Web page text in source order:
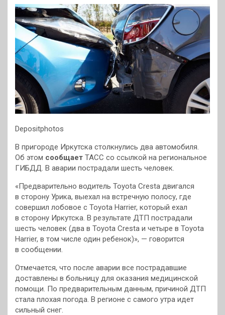
Depositphotos
В пригороде Иркутска столкнулись два автомобиля.
Об этом сообщает ТАСС со ссылкой на региональное
ГИБДД. В аварии пострадали шесть человек.
«Предварительно водитель Toyota Cresta двигался
в сторону Урика, выехал на встречную полосу, где
совершил лобовое с Toyota Harrier, который ехал
в сторону Иркутска. В результате ДТП пострадали
шесть человек (два в Toyota Cresta и четыре в Toyota
Harrier, в том числе один ребенок)», — говорится
в сообщении.
Отмечается, что после аварии все пострадавшие
доставлены в больницу для оказания медицинской
помощи. По предварительным данным, причиной ДТП
стала плохая погода. В регионе с самого утра идет
сильный снег.